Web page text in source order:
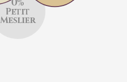
Petit
Meslier